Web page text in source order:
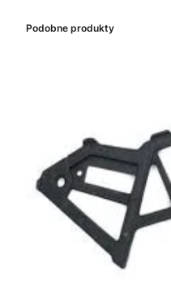
Podobne produkty